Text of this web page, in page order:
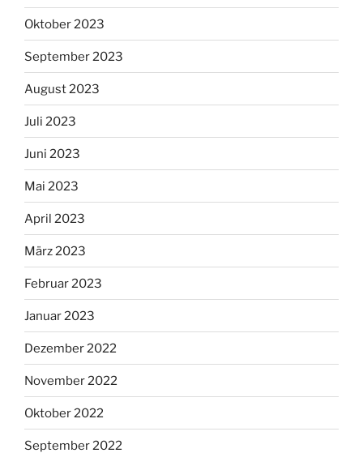
Oktober 2023
September 2023
August 2023
Juli 2023
Juni 2023
Mai 2023
April 2023
März 2023
Februar 2023
Januar 2023
Dezember 2022
November 2022
Oktober 2022
September 2022